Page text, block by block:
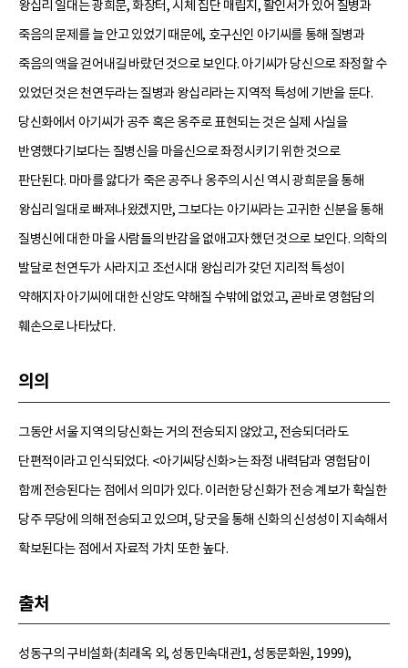
왕십리 일대는 광희문, 화장터, 시체 집단 매립지, 활인서가 있어 질병과
죽음의 문제를 늘 안고 있었기 때문에, 호구신인 아기씨를 통해 질병과
죽음의 액을 걷어내길 바랐던 것으로 보인다. 아기씨가 당신으로 좌정할 수
있었던 것은 천연두라는 질병과 왕십리라는 지역적 특성에 기반을 둔다.
당신화에서 아기씨가 공주 혹은 옹주로 표현되는 것은 실제 사실을
반영했다기보다는 질병신을 마을신으로 좌정시키기 위한 것으로
판단된다. 마마를 앓다가 죽은 공주나 옹주의 시신 역시 광희문을 통해
왕십리 일대로 빠져나왔겠지만, 그보다는 아기씨라는 고귀한 신분을 통해
질병신에 대한 마을 사람들의 반감을 없애고자 했던 것으로 보인다. 의학의
발달로 천연두가 사라지고 조선시대 왕십리가 갖던 지리적 특성이
약해지자 아기씨에 대한 신앙도 약해질 수밖에 없었고, 곧바로 영험담의
훼손으로 나타났다.
의의
그동안 서울 지역의 당신화는 거의 전승되지 않았고, 전승되더라도
단편적이라고 인식되었다. <아기씨당신화>는 좌정 내력담과 영험담이
함께 전승된다는 점에서 의미가 있다. 이러한 당신화가 전승 계보가 확실한
당주 무당에 의해 전승되고 있으며, 당굿을 통해 신화의 신성성이 지속해서
확보된다는 점에서 자료적 가치 또한 높다.
출처
성동구의 구비설화(최래옥 외, 성동민속대관1, 성동문화원, 1999),